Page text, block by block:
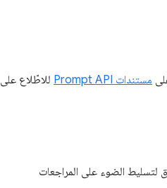
مستندات Prompt API
للاطّلاع على
لتسليط الضوء على المراجعات